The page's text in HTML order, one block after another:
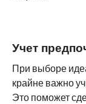
Учет
При выборе
крайне важно
Это поможет